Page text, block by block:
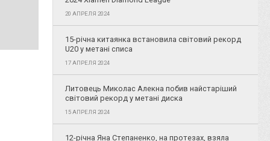
20 АПРЕЛЯ 2024
15-річна китаянка встановила світовий рекорд
U20 у метані списа
17 АПРЕЛЯ 2024
Литовець Миколас Алекна побив найстаріший
світовий рекорд у метані диска
15 АПРЕЛЯ 2024
12-річна Яна Степаненко, на протезах, взяла